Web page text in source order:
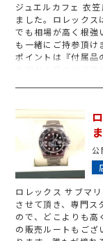
ジュエルカフェ 衣
ました。ロレック
でも相場が高く根強
も一緒にご持参頂け
ポイントは『付属品
を細かく見させて
のため、どこより
ルカフェ 衣笠店に
公
ロレックス サブマ
させて頂き、専門ス
ので、どこよりも高
の販売ルートもござ